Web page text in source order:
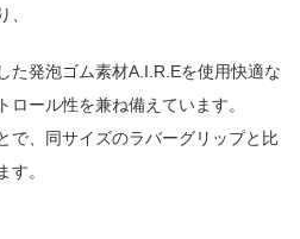
、
た発泡ゴム素材A.I.R.Eを使用快適な
ール性を兼ね備えています。
で、同サイズのラバーグリップと比
す。